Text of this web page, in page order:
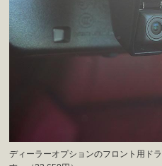
ディーラーオプションのフロント用ド